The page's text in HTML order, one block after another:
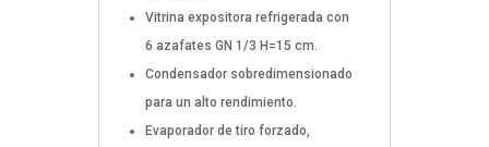
Vitrina expositora refrigerada con
6 azafates GN 1/3 H=15 cm.
Condensador sobredimensionado
para un alto rendimiento.
Evaporador de tiro forzado,